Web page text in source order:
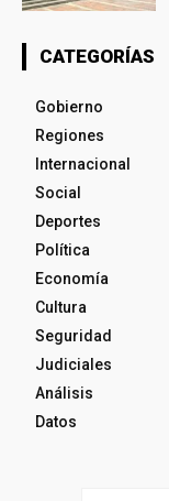
CATEGORÍAS
Gobierno
Regiones
Internacional
Social
Deportes
Política
Economía
Cultura
Seguridad
Judiciales
Análisis
Datos